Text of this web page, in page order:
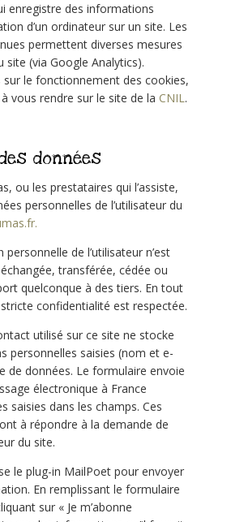
enregistre des informations
d’un ordinateur sur un site. Les
permettent diverses mesures
(via Google Analytics).
sur le fonctionnement des cookies,
vous rendre sur le site de la CNIL.
données
ou les prestataires qui l’assiste,
personnelles de l’utilisateur du
.
de l’utilisateur n’est
transférée, cédée ou
quelconque à des tiers. En tout
confidentialité est respectée.
utilisé sur ce site ne stocke
personnelles saisies (nom et e-
de données. Le formulaire envoie
électronique à France
saisies dans les champs. Ces
à répondre à la demande de
du site.
le plug-in MailPoet pour envoyer
En remplissant le formulaire
sur « Je m’abonne